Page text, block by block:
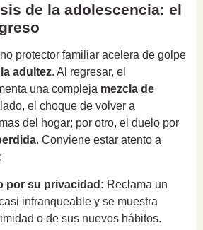
de la adolescencia: el
protector familiar acelera de golpe
adultez. Al regresar, el
una compleja mezcla de
el choque de volver a
del hogar; por otro, el duelo por
. Conviene estar atento a
por su privacidad: Reclama un
infranqueable y se muestra
o de sus nuevos hábitos.